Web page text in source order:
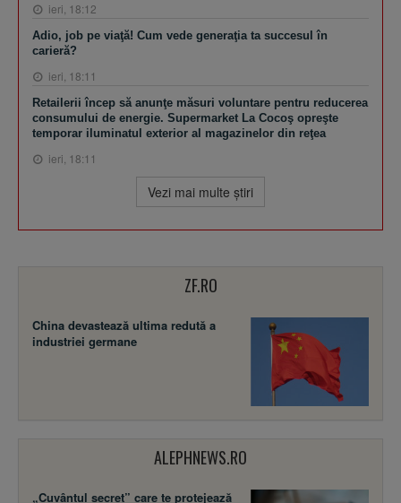
ieri, 18:12
Adio, job pe viaţă! Cum vede generaţia ta succesul în
carieră?
ieri, 18:11
Retailerii încep să anunţe măsuri voluntare pentru reducerea
consumului de energie. Supermarket La Cocoş opreşte
temporar iluminatul exterior al magazinelor din reţea
ieri, 18:11
Vezi mai multe ştiri
ZF.RO
China devastează ultima redută a
industriei germane
ALEPHNEWS.RO
„Cuvântul secret” care te protejează